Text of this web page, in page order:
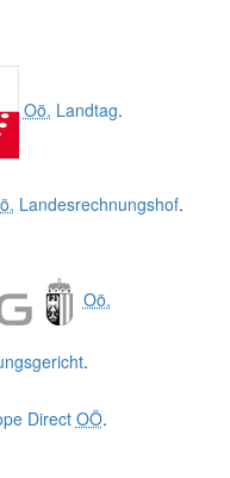
Oö. Landtag.
Landesrechnungshof.
Oö.
.
Direct OÖ.